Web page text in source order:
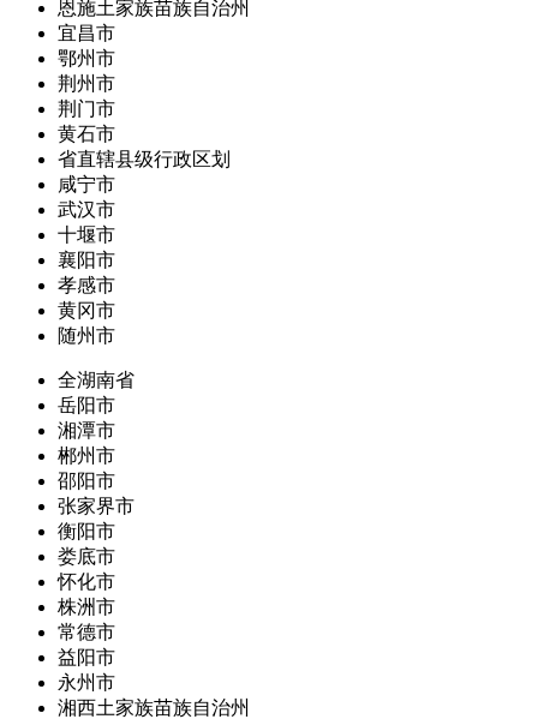
恩施土家族苗族自治州
宜昌市
鄂州市
荆州市
荆门市
黄石市
省直辖县级行政区划
咸宁市
武汉市
十堰市
襄阳市
孝感市
黄冈市
随州市
全湖南省
岳阳市
湘潭市
郴州市
邵阳市
张家界市
衡阳市
娄底市
怀化市
株洲市
常德市
益阳市
永州市
湘西土家族苗族自治州